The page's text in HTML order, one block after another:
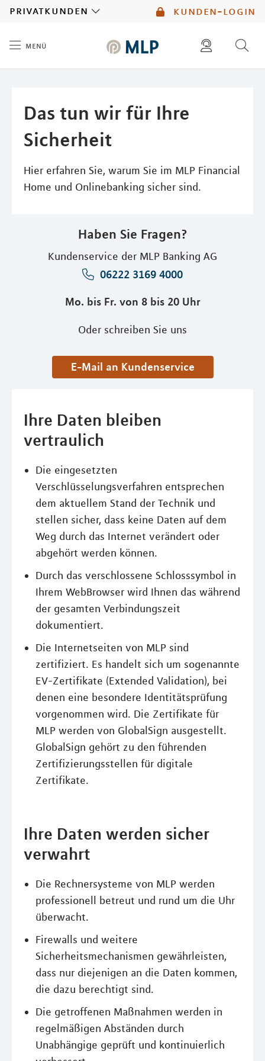
kunden-login
privatkunden
menü
Das tun wir für Ihre
Sicherheit
Hier erfahren Sie, warum Sie im MLP Financial
Home und Onlinebanking sicher sind.
Haben Sie Fragen?
Kundenservice der MLP Banking AG
06222 3169 4000
Mo. bis Fr. von 8 bis 20 Uhr
Oder schreiben Sie uns
E-Mail an Kundenservice
Ihre Daten bleiben
vertraulich
Die eingesetzten
Verschlüsselungsverfahren entsprechen
dem aktuellem Stand der Technik und
stellen sicher, dass keine Daten auf dem
Weg durch das Internet verändert oder
abgehört werden können.
Durch das verschlossene Schlosssymbol in
Ihrem WebBrowser wird Ihnen das während
der gesamten Verbindungszeit
dokumentiert.
Die Internetseiten von MLP sind
zertifiziert. Es handelt sich um sogenannte
EV-Zertifikate (Extended Validation), bei
denen eine besondere Identitätsprüfung
vorgenommen wird. Die Zertifikate für
MLP werden von GlobalSign ausgestellt.
GlobalSign gehört zu den führenden
Zertifizierungsstellen für digitale
Zertifikate.
Ihre Daten werden sicher
verwahrt
Die Rechnersysteme von MLP werden
professionell betreut und rund um die Uhr
überwacht.
Firewalls und weitere
Sicherheitsmechanismen gewährleisten,
dass nur diejenigen an die Daten kommen,
die dazu berechtigt sind.
Die getroffenen Maßnahmen werden in
regelmäßigen Abständen durch
Unabhängige geprüft und kontinuierlich